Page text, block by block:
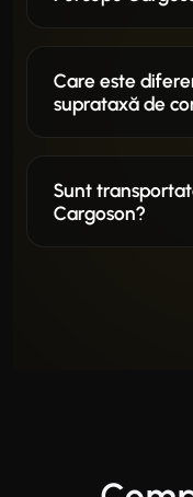
Care este
suprataxă de
Sunt
Cargoson?